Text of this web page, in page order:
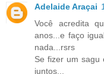
Adelaide Araçai
Você acredita
anos...e faço
nada...rsrs
Se fizer um sagu
juntos...